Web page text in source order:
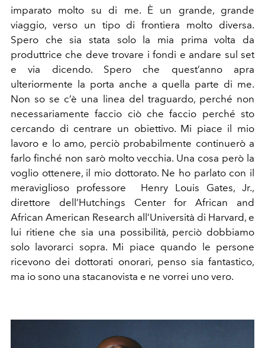
imparato molto su di me. È un grande, grande
viaggio, verso un tipo di frontiera molto diversa.
Spero che sia stata solo la mia prima volta da
produttrice che deve trovare i fondi e andare sul set
e via dicendo. Spero che quest’anno apra
ulteriormente la porta anche a quella parte di me.
Non so se c’è una linea del traguardo, perché non
necessariamente faccio ciò che faccio perché sto
cercando di centrare un obiettivo. Mi piace il mio
lavoro e lo amo, perciò probabilmente continuerò a
farlo finché non sarò molto vecchia. Una cosa però la
voglio ottenere, il mio dottorato. Ne ho parlato con il
meraviglioso professore Henry Louis Gates, Jr.,
direttore dell’Hutchings Center for African and
African American Research all’Università di Harvard, e
lui ritiene che sia una possibilità, perciò dobbiamo
solo lavorarci sopra. Mi piace quando le persone
ricevono dei dottorati onorari, penso sia fantastico,
ma io sono una stacanovista e ne vorrei uno vero.